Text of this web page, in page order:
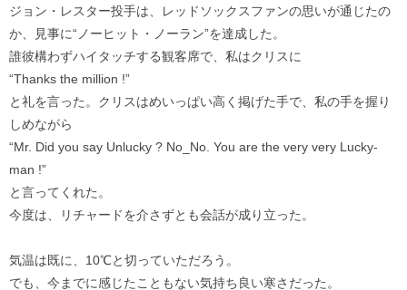
ジョン・レスター投手は、レッドソックスファンの思いが通じたの
か、見事に“ノーヒット・ノーラン”を達成した。
誰彼構わずハイタッチする観客席で、私はクリスに
“Thanks the million !”
と礼を言った。クリスはめいっぱい高く掲げた手で、私の手を握り
しめながら
“Mr. Did you say Unlucky ? No_No. You are the very very Lucky-
man !”
と言ってくれた。
今度は、リチャードを介さずとも会話が成り立った。
気温は既に、10℃と切っていただろう。
でも、今までに感じたこともない気持ち良い寒さだった。